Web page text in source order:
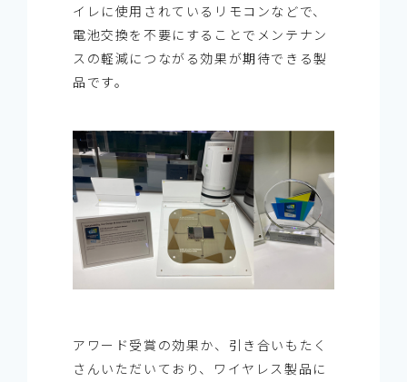
イレに使用されているリモコンなどで、
電池交換を不要にすることでメンテナン
スの軽減につながる効果が期待できる製
品です。
アワード受賞の効果か、引き合いもたく
さんいただいており、ワイヤレス製品に